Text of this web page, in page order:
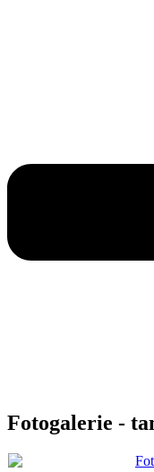
Fotogalerie -